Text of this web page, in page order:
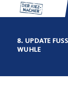
8. UPDATE
UHLE